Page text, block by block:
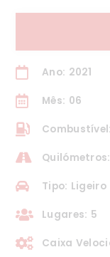
Ano: 2021
Mês: 06
Tipo: Ligeiro
Lugares: 5
Caixa